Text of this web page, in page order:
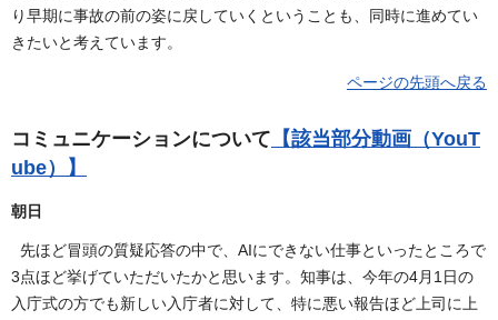
り早期に事故の前の姿に戻していくということも、同時に進めてい
きたいと考えています。
ページの先頭へ戻る
コミュニケーションについて 【該当部分動画（YouT
ube）】
朝日
先ほど冒頭の質疑応答の中で、AIにできない仕事といったところで
3点ほど挙げていただいたかと思います。知事は、今年の4月1日の
入庁式の方でも新しい入庁者に対して、特に悪い報告ほど上司に上